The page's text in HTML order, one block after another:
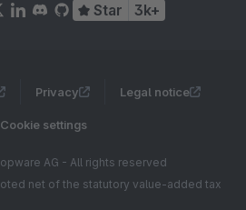
Star 3k+
Privacy Legal notice
Cookie settings
AG - All rights reserved
net of the statutory value-added tax